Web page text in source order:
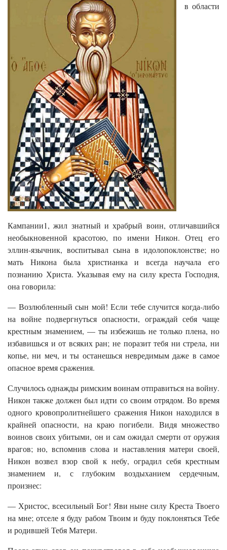
в области
Кампании1, жил знатный и храбрый воин, отличавшийся
необыкновенной красотою, по имени Никон. Отец его
эллин-язычник, воспитывал сына в идолопоклонстве; но
мать Никона была христианка и всегда научала его
познанию Христа. Указывая ему на силу креста Господня,
она говорила:
— Возлюбленный сын мой! Если тебе случится когда-либо
на войне подвергнуться опасности, ограждай себя чаще
крестным знамением, — ты избежишь не только плена, но
избавишься и от всяких ран; не поразит тебя ни стрела, ни
копье, ни меч, и ты останешься невредимым даже в самое
опасное время сражения.
Случилось однажды римским воинам отправиться на войну.
Никон также должен был идти со своим отрядом. Во время
одного кровопролитнейшего сражения Никон находился в
крайней опасности, на краю погибели. Видя множество
воинов своих убитыми, он и сам ожидал смерти от оружия
врагов; но, вспомнив слова и наставления матери своей,
Никон возвел взор свой к небу, оградил себя крестным
знамением и, с глубоким воздыханием сердечным,
произнес:
— Христос, всесильный Бог! Яви ныне силу Креста Твоего
на мне; отселе я буду рабом Твоим и буду поклоняться Тебе
и родившей Тебя Матери.